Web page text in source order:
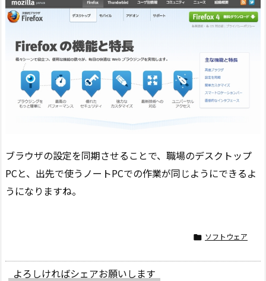
ブラウザの設定を同期させることで、職場のデスクトップ
PCと、出先で使うノートPCでの作業が同じようにできるよ
うになりますね。
 ソフトウェア
よろしければシェアお願いします